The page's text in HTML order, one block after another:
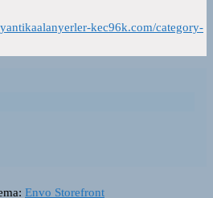
kec96k.com/category-
Envo Storefront